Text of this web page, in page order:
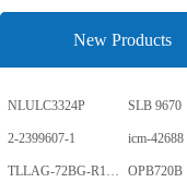
New Products
NLULC3324P SLB 9670
2-2399607-1 icm-42688
TLLAG-72BG-R1KH1-V-A OPB720B